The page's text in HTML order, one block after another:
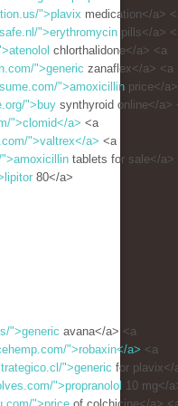
">plavix medication</a>
">erythromycin pills</a>
chlorthalidone</a> <a
">generic zanaflex</a> <a
">amoxicillin price</
">buy synthyroid online</a>
">clomid</a> <a
">valtrex</a> <a
tablets for sale</a>
80</a>
">generic avana</a> <a
">robaxin</a> <a
">generic for plavix</
">propranolol 10 mg</